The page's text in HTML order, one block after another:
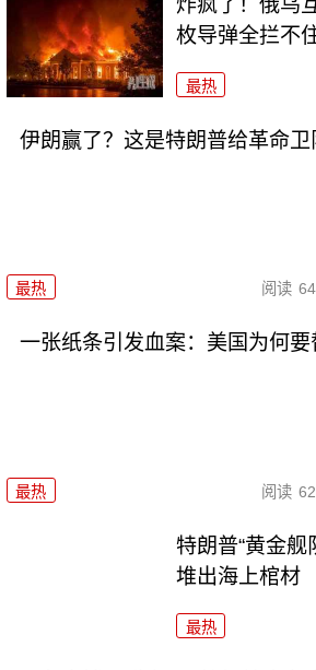
炸疯了！俄乌
枚导弹全拦不
最热
伊朗赢了？这是特朗普给革命卫
最热 阅读
一张纸条引发血案：美国为何要
最热 阅读
特朗普“黄金舰
堆出海上棺材
最热